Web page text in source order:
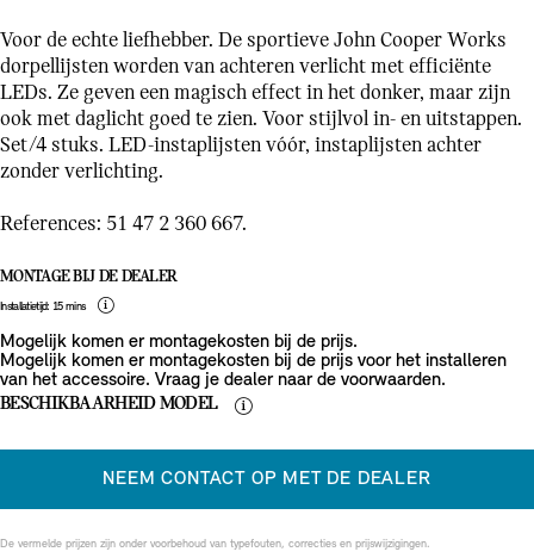
Voor de echte liefhebber. De sportieve John Cooper Works
dorpellijsten worden van achteren verlicht met efficiënte
LEDs. Ze geven een magisch effect in het donker, maar zijn
ook met daglicht goed te zien. Voor stijlvol in- en uitstappen.
Set/4 stuks. LED-instaplijsten vóór, instaplijsten achter
zonder verlichting.
References: 51 47 2 360 667.
MONTAGE BIJ DE DEALER
Installatietijd: 15 mins
Mogelijk komen er montagekosten bij de prijs.
Mogelijk komen er montagekosten bij de prijs voor het installeren
van het accessoire. Vraag je dealer naar de voorwaarden.
BESCHIKBAARHEID MODEL
NEEM CONTACT OP MET DE DEALER
De vermelde prijzen zijn onder voorbehoud van typefouten, correcties en prijswijzigingen.